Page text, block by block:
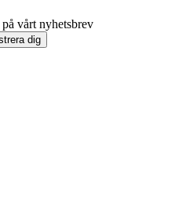
vårt nyhetsbrev
dig